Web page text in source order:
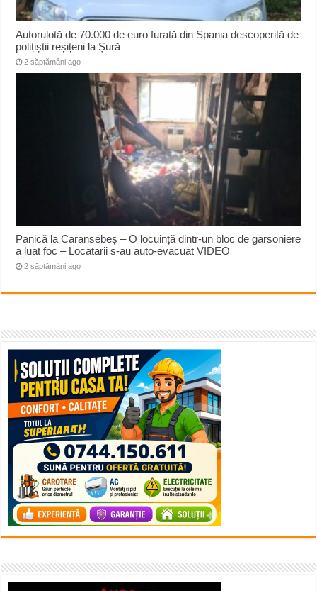
Autorulotă de 70.000 de euro furată din Spania descoperită de
polițiștii reșițeni la Șură
2 săptămâni ago
Panică la Caransebeș – O locuință dintr-un bloc de garsoniere
a luat foc – Locatarii s-au auto-evacuat VIDEO
2 săptămâni ago